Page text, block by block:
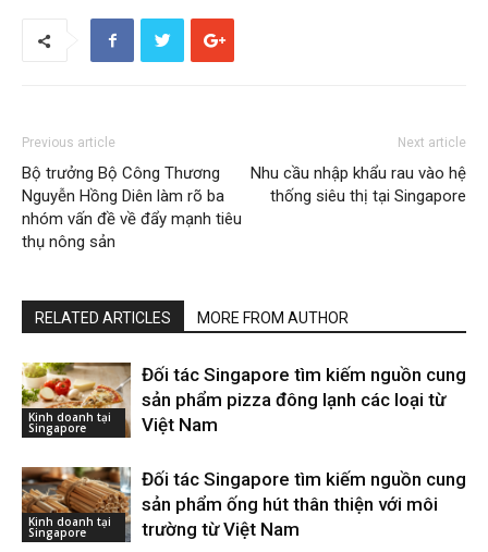
Previous article
Bộ trưởng Bộ Công Thương
Nguyễn Hồng Diên làm rõ ba
nhóm vấn đề về đẩy mạnh tiêu
thụ nông sản
Next article
Nhu cầu nhập khẩu rau vào hệ
thống siêu thị tại Singapore
RELATED ARTICLES MORE FROM AUTHOR
Kinh doanh tại
Singapore
Đối tác Singapore tìm kiếm nguồn cung
sản phẩm pizza đông lạnh các loại từ
Việt Nam
Kinh doanh tại
Singapore
Đối tác Singapore tìm kiếm nguồn cung
sản phẩm ống hút thân thiện với môi
trường từ Việt Nam